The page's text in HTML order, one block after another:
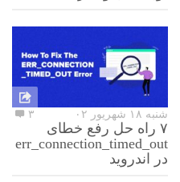
شنبه ۱۸ شهریور ۰۲ ۳
۷ راه حل رفع خطای
err_connection_timed_out
در اندروید